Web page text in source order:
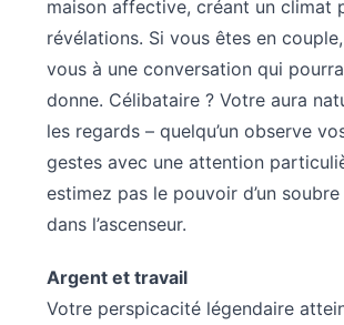
maison affective, créant un climat
révélations. Si vous êtes en
vous à une conversation qui
donne. Célibataire ? Votre aura
les regards – quelqu’un observe
gestes avec une attention
estimez pas le pouvoir d’un
dans l’ascenseur.
Argent et travail
Votre perspicacité légendaire